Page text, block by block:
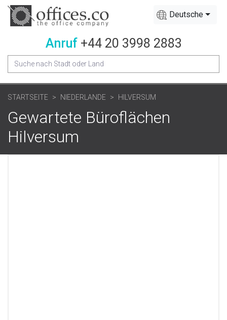
Deutsche
Anruf +44 20 3998 2883
STARTSEITE NIEDERLANDE HILVERSUM
Gewartete Büroflächen
Hilversum